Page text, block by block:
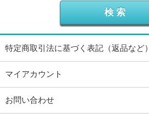
特定商取引法に基づく表記（返品など）
マイアカウント
お問い合わせ